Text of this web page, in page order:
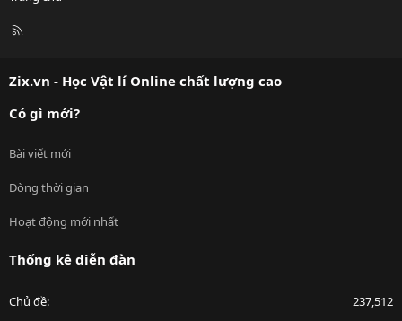
R
Zix.vn - Học Vật lí Online chất lượng cao
Có gì mới?
Bài viết mới
Dòng thời gian
Hoạt động mới nhất
Thống kê diễn đàn
Chủ đề 237,512